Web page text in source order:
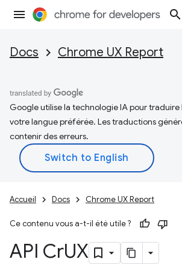
Docs Chrome UX Report
Google utilise la technologie IA pour
votre langue préférée. Les traductions
contenir des erreurs.
Accueil Docs Chrome UX Report
Ce contenu vous a-t-il été utile ?
API CrUX